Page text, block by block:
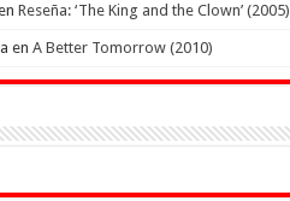
Reseña: ‘The King and the Clown’ (2005)
en A Better Tomorrow (2010)